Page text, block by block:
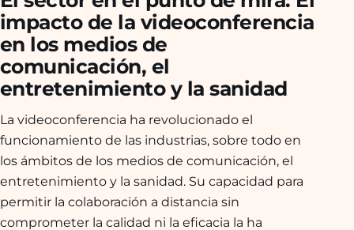
impacto de la videoconferencia
en los medios de
comunicación, el
entretenimiento y la sanidad
La videoconferencia ha revolucionado el
funcionamiento de las industrias, sobre todo en
los ámbitos de los medios de comunicación, el
entretenimiento y la sanidad. Su capacidad para
permitir la colaboración a distancia sin
comprometer la calidad ni la eficacia la ha